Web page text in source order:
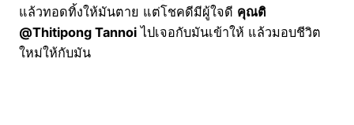
แล้วทอดทิ้งให้มันตาย แต่โชคดีมีผู้ใจดี คุณติ
@Thitipong Tannoi ไปเจอกับมันเข้าให้ แล้วมอบชีวิต
ใหม่ให้กับมัน